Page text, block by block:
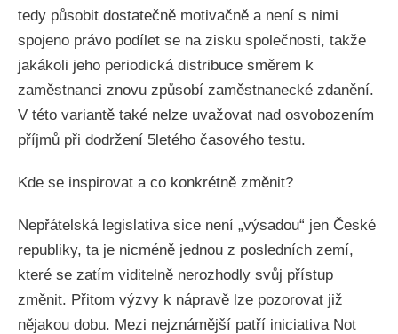
tedy působit dostatečně motivačně a není s nimi
spojeno právo podílet se na zisku společnosti, takže
jakákoli jeho periodická distribuce směrem k
zaměstnanci znovu způsobí zaměstnanecké zdanění.
V této variantě také nelze uvažovat nad osvobozením
příjmů při dodržení 5letého časového testu.
Kde se inspirovat a co konkrétně změnit?
Nepřátelská legislativa sice není „výsadou“ jen České
republiky, ta je nicméně jednou z posledních zemí,
které se zatím viditelně nerozhodly svůj přístup
změnit. Přitom výzvy k nápravě lze pozorovat již
nějakou dobu. Mezi nejznámější patří iniciativa Not